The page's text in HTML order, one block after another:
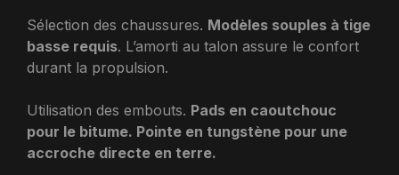
Sélection des chaussures. Modèles souples à tige
basse requis. L’amorti au talon assure le confort
durant la propulsion.
Utilisation des embouts. Pads en caoutchouc
pour le bitume. Pointe en tungstène pour une
accroche directe en terre.